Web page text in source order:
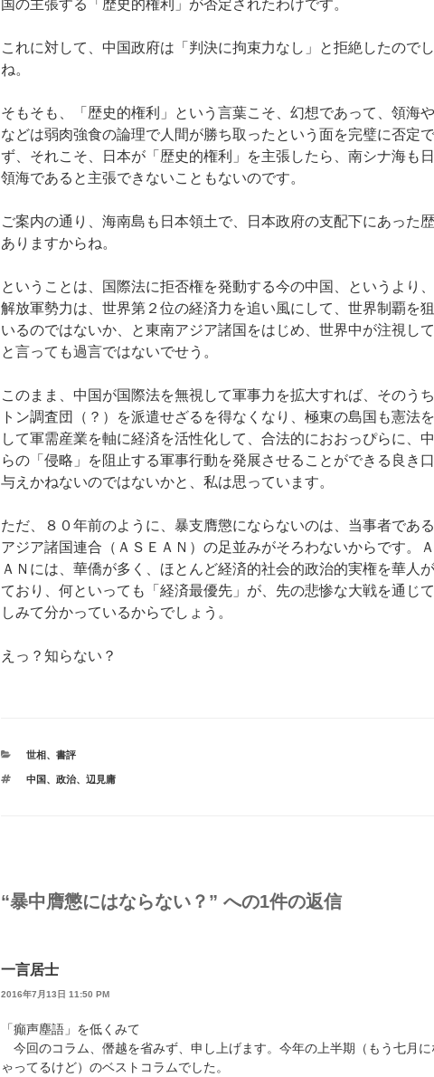
国の主張する「歴史的権利」が否定されたわけです。
これに対して、中国政府は「判決に拘束力なし」と拒絶したので
ね。
そもそも、「歴史的権利」という言葉こそ、幻想であって、領海
などは弱肉強食の論理で人間が勝ち取ったという面を完璧に否定
ず、それこそ、日本が「歴史的権利」を主張したら、南シナ海も
領海であると主張できないこともないのです。
ご案内の通り、海南島も日本領土で、日本政府の支配下にあった
ありますからね。
ということは、国際法に拒否権を発動する今の中国、というより
解放軍勢力は、世界第２位の経済力を追い風にして、世界制覇を
いるのではないか、と東南アジア諸国をはじめ、世界中が注視し
と言っても過言ではないでせう。
このまま、中国が国際法を無視して軍事力を拡大すれば、そのう
トン調査団（？）を派遣せざるを得なくなり、極東の島国も憲法
して軍需産業を軸に経済を活性化して、合法的におおっぴらに、
らの「侵略」を阻止する軍事行動を発展させることができる良き
与えかねないのではないかと、私は思っています。
ただ、８０年前のように、暴支膺懲にならないのは、当事者であ
アジア諸国連合（ＡＳＥＡＮ）の足並みがそろわないからです。
ＡＮには、華僑が多く、ほとんど経済的社会的政治的実権を華人
ており、何といっても「経済最優先」が、先の悲惨な大戦を通じ
しみて分かっているからでしょう。
えっ？知らない？
カ
ゴ
世相、 書評
タ
中国 、 政治、 辺見庸
“暴中膺懲にはならない？” への1件の返信
一言居士
2016年7月13日 11:50 PM
「癲声塵語」を低くみて
今回のコラム、僭越を省みず、申し上げます。今年の上半期（もう七月に
ゃってるけど）のベストコラムでした。